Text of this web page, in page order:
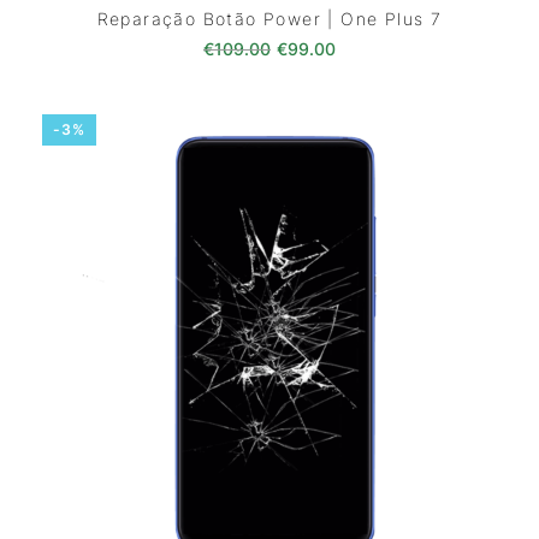
Reparação Botão Power | One Plus 7
€109.00 O preço original era:
€99.00O preço atual é:
-3%